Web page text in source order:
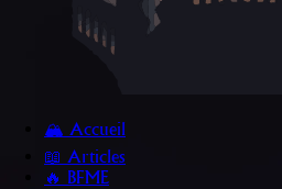
🏔️ Accueil
📖 Articles
🔥 BFME